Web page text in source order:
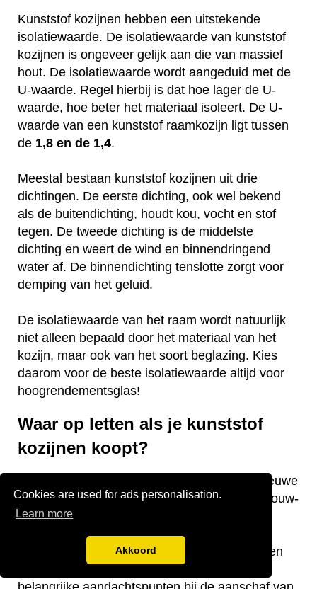
Cookies are used for ads personalisation.
Learn more
Akkoord
Kunststof kozijnen hebben een uitstekende
isolatiewaarde. De isolatiewaarde van kunststof
kozijnen is ongeveer gelijk aan die van massief
hout. De isolatiewaarde wordt aangeduid met de
U-waarde. Regel hierbij is dat hoe lager de U-
waarde, hoe beter het materiaal isoleert. De U-
waarde van een kunststof raamkozijn ligt tussen
de 1,8 en de 1,4.
Meestal bestaan kunststof kozijnen uit drie
dichtingen. De eerste dichting, ook wel bekend
als de buitendichting, houdt kou, vocht en stof
tegen. De tweede dichting is de middelste
dichting en weert de wind en binnendringend
water af. De binnendichting tenslotte zorgt voor
demping van het geluid.
De isolatiewaarde van het raam wordt natuurlijk
niet alleen bepaald door het materiaal van het
kozijn, maar ook van het soort beglazing. Kies
daarom voor de beste isolatiewaarde altijd voor
hoogrendementsglas!
Waar op letten als je kunststof
kozijnen koopt?
Vraag je je af waar je op moet letten als je nieuwe
kunststof kozijnen gaat kopen voor je nieuwbouw-
of bestaande woning? Wij hebben een aantal
nuttige tips voor je! De keurmerken van de
kozijnen, welke isolatiewaarde je nodig hebt en
welk raamtype je wilt laten plaatsen zijn